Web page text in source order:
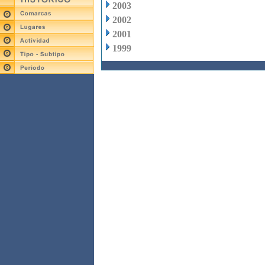
2003
2002
2001
1999